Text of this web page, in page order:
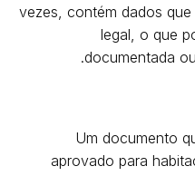
vezes, contém dados
legal, o que
documentada
Um documento
aprovado para